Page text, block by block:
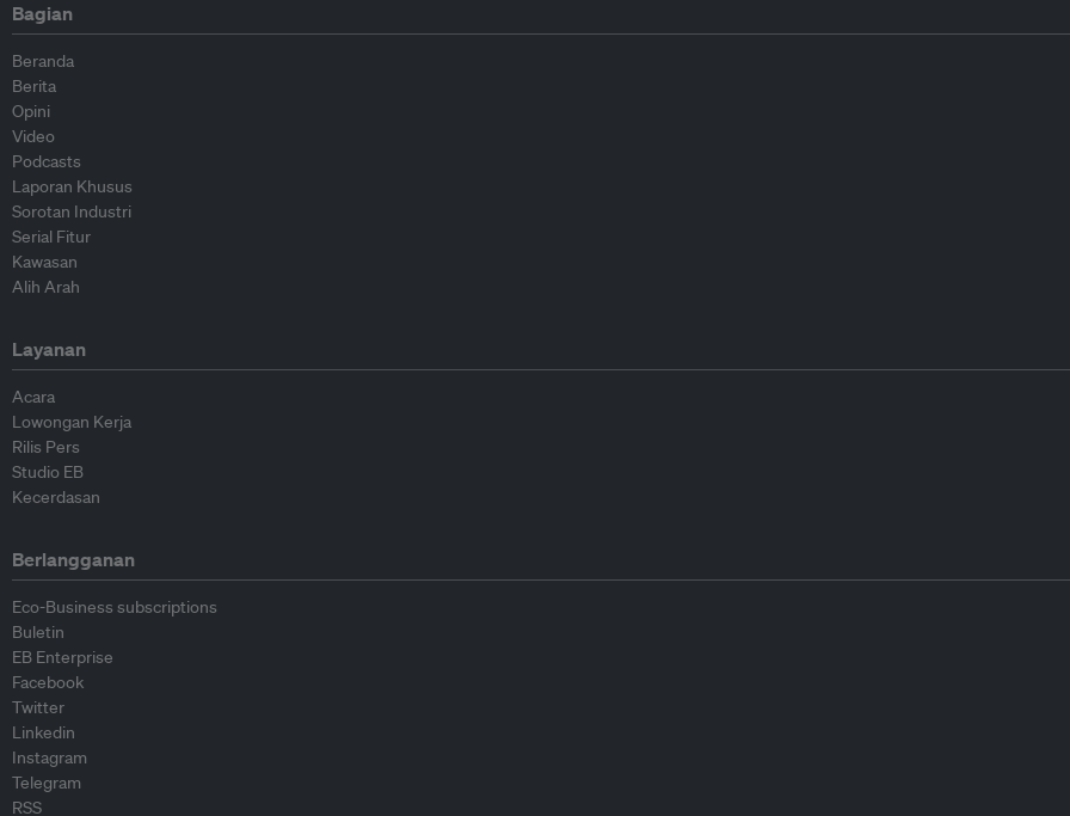
Bagian
Beranda
Berita
Opini
Video
Podcasts
Laporan Khusus
Sorotan Industri
Serial Fitur
Kawasan
Alih Arah
Layanan
Acara
Lowongan Kerja
Rilis Pers
Studio EB
Kecerdasan
Berlangganan
Eco-Business subscriptions
Buletin
EB Enterprise
Facebook
Twitter
Linkedin
Instagram
Telegram
RSS